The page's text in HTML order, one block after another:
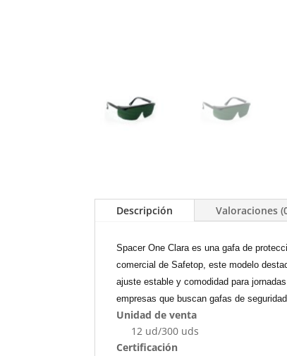
Descripción Valoraciones
Spacer One Clara es una gafa de
comercial de Safetop, este modelo
ajuste estable y comodidad para
empresas que buscan gafas de
Unidad de venta
12 ud/300 uds
Certificación